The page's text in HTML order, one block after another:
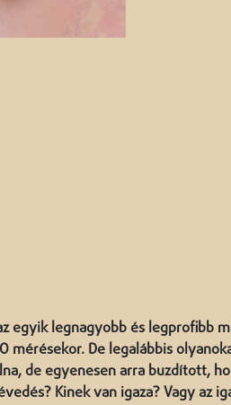
egyik legnagyobb és legprofibb
mérésekor. De legalábbis
de egyenesen arra buzdított,
Kinek van igaza? Vagy az